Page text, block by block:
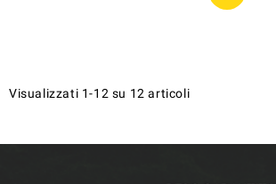
Visualizzati 1-12 su 12 articoli